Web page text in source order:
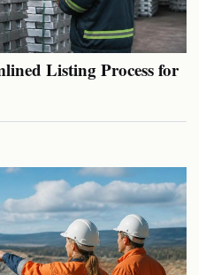
Listing Process for